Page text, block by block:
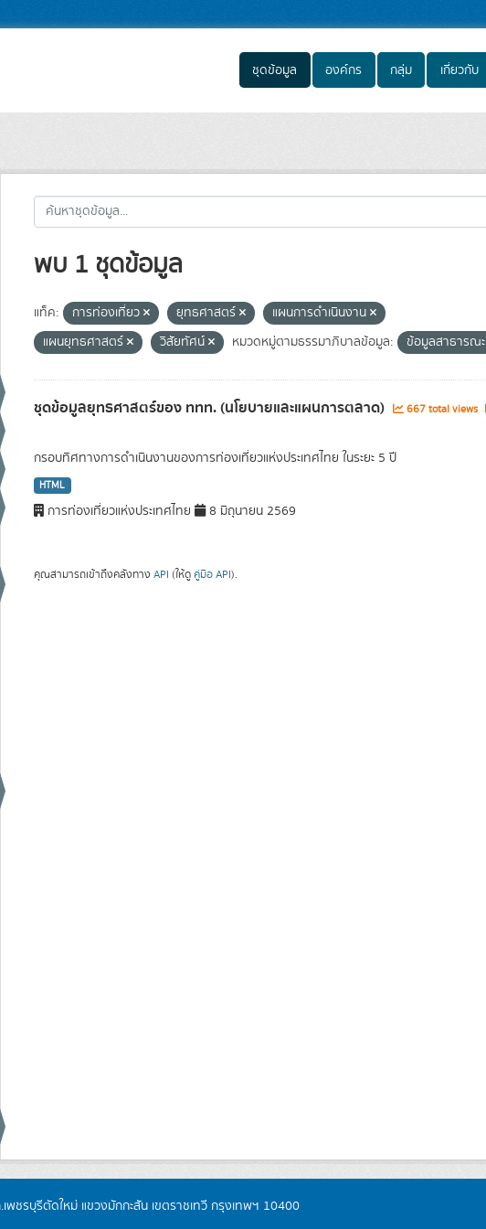
ชุดข้อมูล องค์กร กลุ่ม เกี่ยวกับ
พบ 1 ชุดข้อมูล
แท็ค: การท่องเที่ยว ยุทธศาสตร์
แผนการดำเนินงาน
แผนยุทธศาสตร์
วิสัยทัศน์ หมวดหมู่ตามธรรมาภิบาลข้อมูล: ข้อมูลสาธารณะ
ชุดข้อมูลยุทธศาสตร์ของ ททท. (นโยบายและแผนการตลาด) 667 total views
กรอบทิศทางการดำเนินงานของการท่องเที่ยวแห่งประเทศไทย ในระยะ 5 ปี
HTML
การท่องเที่ยวแห่งประเทศไทย 8 มิถุนายน 2569
คุณสามารถเข้าถึงคลังทาง API (ให้ดู คู่มือ API).
พชรบุรีตัดใหม่ แขวงมักกะสัน เขตราชเทวี กรุงเทพฯ 10400